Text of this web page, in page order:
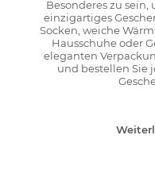
Besonderes zu sein,
einzigartiges
Socken, weiche
Hausschuhe oder
eleganten
und bestellen Sie